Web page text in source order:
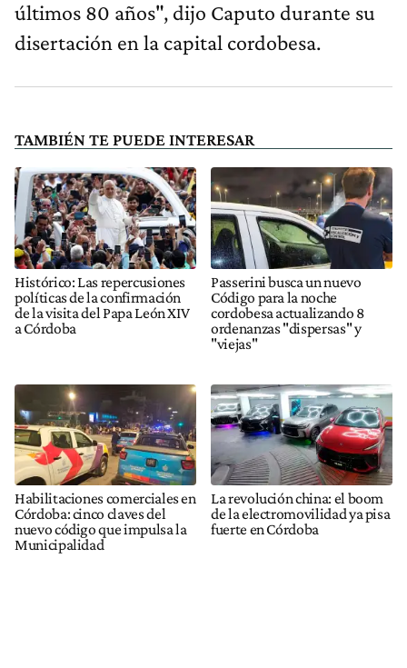
últimos 80 años", dijo Caputo durante su
disertación en la capital cordobesa.
TAMBIÉN TE PUEDE INTERESAR
Histórico: Las repercusiones
políticas de la confirmación
de la visita del Papa León XIV
a Córdoba
Passerini busca un nuevo
Código para la noche
cordobesa actualizando 8
ordenanzas "dispersas" y
"viejas"
Habilitaciones comerciales en
Córdoba: cinco claves del
nuevo código que impulsa la
Municipalidad
La revolución china: el boom
de la electromovilidad ya pisa
fuerte en Córdoba